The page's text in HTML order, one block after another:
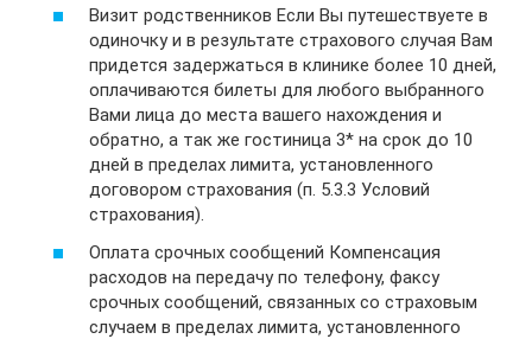
Визит родственников Если Вы путешествуете в
одиночку и в результате страхового случая Вам
придется задержаться в клинике более 10 дней,
оплачиваются билеты для любого выбранного
Вами лица до места вашего нахождения и
обратно, а так же гостиница 3* на срок до 10
дней в пределах лимита, установленного
договором страхования (п. 5.3.3 Условий
страхования).
Оплата срочных сообщений Компенсация
расходов на передачу по телефону, факсу
срочных сообщений, связанных со страховым
случаем в пределах лимита, установленного